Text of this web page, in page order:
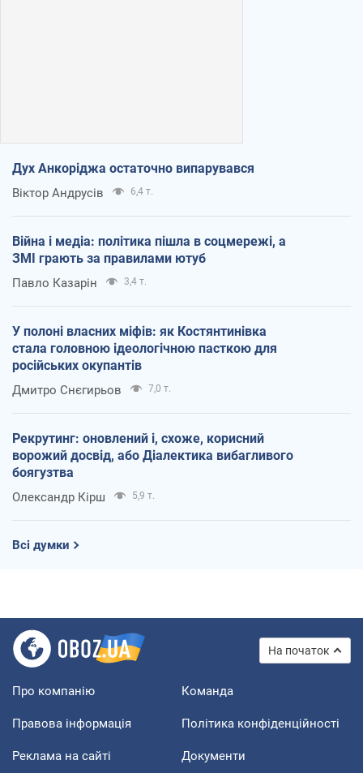
Дух Анкоріджа остаточно випарувався
Віктор Андрусів 6,4 т.
Війна і медіа: політика пішла в соцмережі, а
ЗМІ грають за правилами ютуб
Павло Казарін 3,4 т.
У полоні власних міфів: як Костянтинівка
стала головною ідеологічною пасткою для
російських окупантів
Дмитро Снєгирьов 7,0 т.
Рекрутинг: оновлений і, схоже, корисний
ворожий досвід, або Діалектика вибагливого
боягузтва
Олександр Кірш 5,9 т.
Всі думки
На початок
Про компанію Команда
Правова інформація Політика конфіденційності
Реклама на сайті Документи